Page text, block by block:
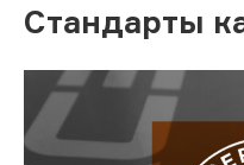
Стандарты